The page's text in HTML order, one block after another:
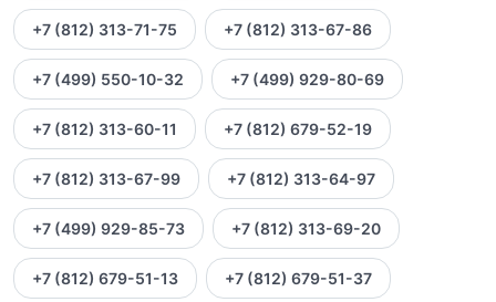
+7 (812) 313-71-75 +7 (812) 313-67-86
+7 (499) 550-10-32 +7 (499) 929-80-69
+7 (812) 313-60-11 +7 (812) 679-52-19
+7 (812) 313-67-99 +7 (812) 313-64-97
+7 (499) 929-85-73 +7 (812) 313-69-20
+7 (812) 679-51-13 +7 (812) 679-51-37